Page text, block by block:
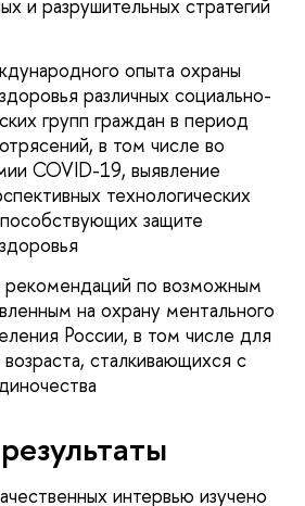
и разрушительных стратегий
опыта охраны
различных социально-
групп граждан в период
в том числе во
COVID-19, выявление
технологических
защите
рекомендаций по возможным
на охрану ментального
России, в том числе для
сталкивающихся с
интервью изучено